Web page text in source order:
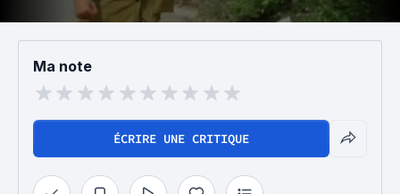
Ma note
ÉCRIRE UNE CRITIQUE